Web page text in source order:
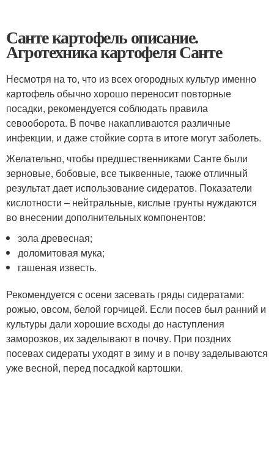
Санте картофель описание.
Агротехника картофеля Санте
Несмотря на то, что из всех огородных культур именно
картофель обычно хорошо переносит повторные
посадки, рекомендуется соблюдать правила
севооборота. В почве накапливаются различные
инфекции, и даже стойкие сорта в итоге могут заболеть.
Желательно, чтобы предшественниками Санте были
зерновые, бобовые, все тыквенные, также отличный
результат дает использование сидератов. Показатели
кислотности – нейтральные, кислые грунты нуждаются
во внесении дополнительных компонентов:
зола древесная;
доломитовая мука;
гашеная известь.
Рекомендуется с осени засевать гряды сидератами:
рожью, овсом, белой горчицей. Если посев был ранний и
культуры дали хорошие всходы до наступления
заморозков, их заделывают в почву. При поздних
посевах сидераты уходят в зиму и в почву заделываются
уже весной, перед посадкой картошки.